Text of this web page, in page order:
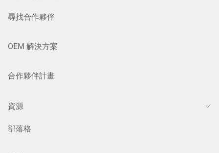
尋找合作夥伴
OEM 解決方案
合作夥伴計畫
資源
部落格